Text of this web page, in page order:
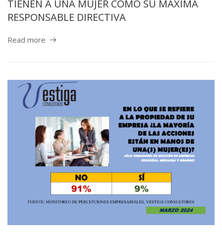
TIENEN A UNA MUJER COMO SU MÁXIMA
RESPONSABLE DIRECTIVA
Read more